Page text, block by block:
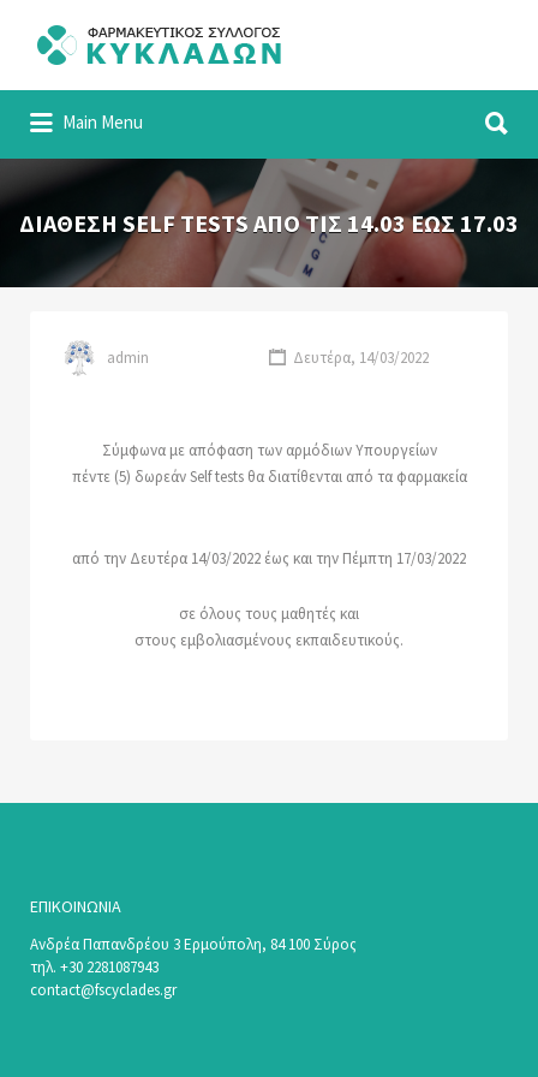
Φαρμακευτικός Σύλλογος Κυκλάδων
Αναζήτηση
για:
Main Menu
για:
ΔΙΑΘΕΣΗ SELF TESTS ΑΠΟ ΤΙΣ 14.03 ΕΩΣ 17.03
admin Δευτέρα, 14/03/2022
Σύμφωνα με απόφαση των αρμόδιων Υπουργείων
πέντε (5) δωρεάν Self tests θα διατίθενται από τα φαρμακεία
από την Δευτέρα 14/03/2022 έως και την Πέμπτη 17/03/2022
σε όλους τους μαθητές και
στους εμβολιασμένους εκπαιδευτικούς.
ΕΠΙΚΟΙΝΩΝΊΑ
Ανδρέα Παπανδρέου 3 Ερμούπολη, 84 100 Σύρος
τηλ. +30 2281087943
contact@fscyclades.gr